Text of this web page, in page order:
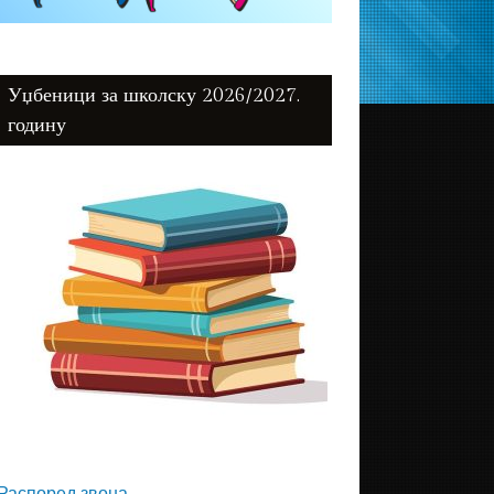
Уџбеници за школску 2026/2027.
годину